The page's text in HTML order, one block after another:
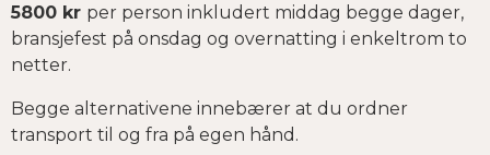
5800 kr per person inkludert middag begge dager,
bransjefest på onsdag og overnatting i enkeltrom to
netter.
Begge alternativene innebærer at du ordner
transport til og fra på egen hånd.